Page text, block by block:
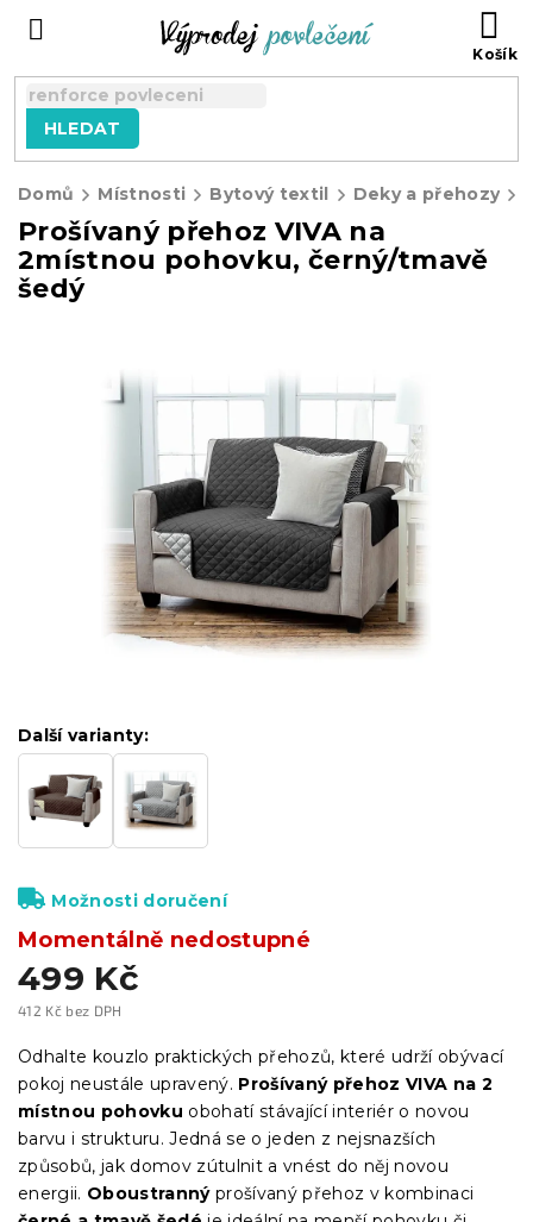
HLEDAT
Domů Místnosti Bytový textil Deky a přehozy
Prošívaný přehoz VIVA na
2místnou pohovku, černý/tmavě
šedý
499 Kč
412 Kč bez DPH
cena:
Momentálně nedostupné
Další varianty:
Možnosti doručení
Odhalte kouzlo praktických přehozů, které udrží obývací
pokoj neustále upravený. Prošívaný přehoz VIVA na 2
místnou pohovku obohatí stávající interiér o novou
barvu i strukturu. Jedná se o jeden z nejsnazších
způsobů, jak domov zútulnit a vnést do něj novou
energii. Oboustrannýprošívaný přehoz v kombinaci